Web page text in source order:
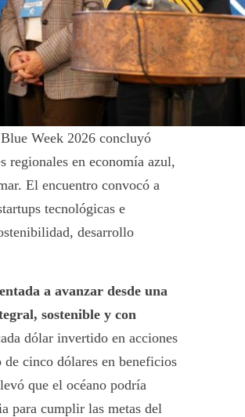
Week 2026 concluyó
regionales en economía azul,
El encuentro convocó a
tecnológicas e
desarrollo
a avanzar desde una
sostenible y con
dólar invertido en acciones
de cinco dólares en beneficios
que el océano podría
para cumplir las metas del